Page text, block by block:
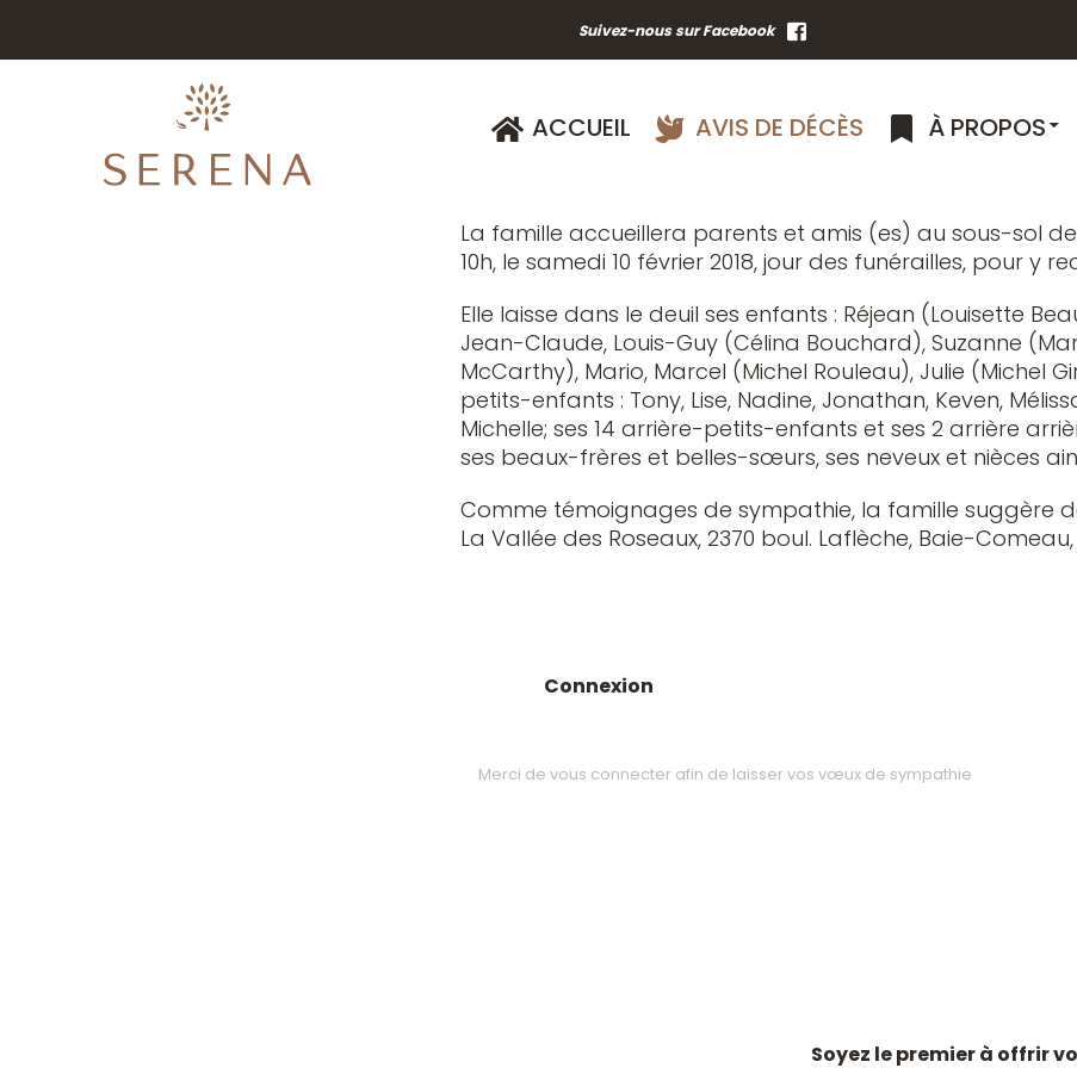
Suivez-nous sur Facebook
ACCUEIL AVIS DE DÉCÈS À PROPOS
Réjane
Chassé
Témoignez votre sympathie
À la Vallée des Roseaux de Baie-Comeau, le 1er février
madame Réjane Chassé, domiciliée à Baie-Comeau et
Le cortège partira du sous-sol de l’église de Franquelin
Réjane Chassé auront lieu à Franquelin, le samedi 10 février
La famille accueillera parents et amis (es) au sous-sol
10h, le samedi 10 février 2018, jour des funérailles, pour y
Elle laisse dans le deuil ses enfants : Réjean (Louisette
Jean-Claude, Louis-Guy (Célina Bouchard), Suzanne
McCarthy), Mario, Marcel (Michel Rouleau), Julie (Michel
petits-enfants : Tony, Lise, Nadine, Jonathan, Keven,
Michelle; ses 14 arrière-petits-enfants et ses 2 arrière
ses beaux-frères et belles-sœurs, ses neveux et nièces
Comme témoignages de sympathie, la famille suggère
La Vallée des Roseaux, 2370 boul. Laflèche, Baie-Comeau,
Connexion
Soyez le premier à offrir